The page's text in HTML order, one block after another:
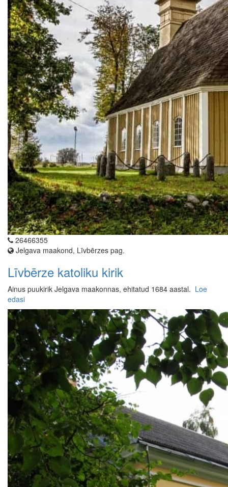
26466355
Jelgava maakond, Līvbērzes pag.
Līvbērze katoliku kirik
Ainus puukirik Jelgava maakonnas, ehitatud 1684 aastal. Loe
edasi